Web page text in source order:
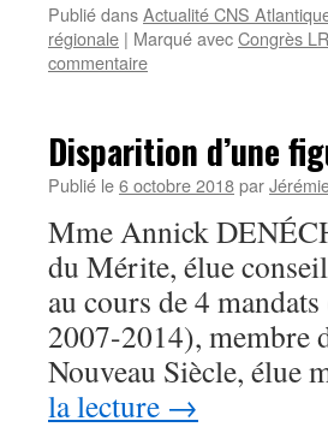
Publié dansActualité CNS
régionale | Marqué avecCongrès LR
commentaire
Disparition d’une
Publié le6 octobre 2018par
Mme Annick
du Mérite, élue
au cours de 4
2007-2014), membre
Nouveau Siècle,
la lecture →